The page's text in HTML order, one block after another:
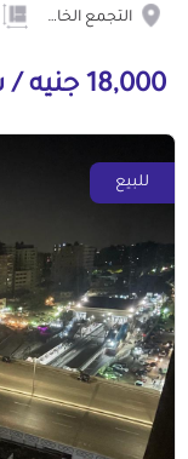
التجمع الخامس الشويفات
18,000 جنيه / سنوياً
للبيع